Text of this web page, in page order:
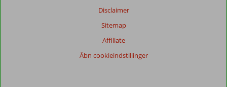
Disclaimer
Sitemap
Affiliate
Åbn cookieindstillinger